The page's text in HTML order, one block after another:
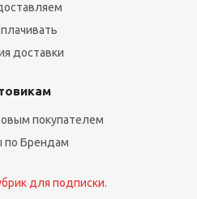
доставки
покупателем
по Брендам
для подписки.